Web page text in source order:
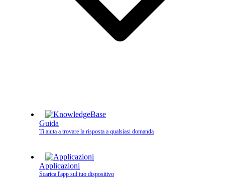
Guida
Ti aiuta a trovare la risposta a qualsiasi domanda
Applicazioni
Scarica l'app sul tuo dispositivo